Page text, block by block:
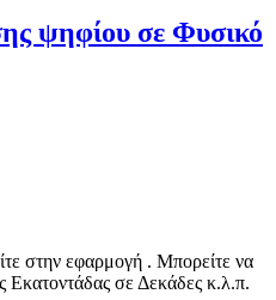
ψηφίου σε Φυσικό
στην εφαρμογή . Μπορείτε να
Εκατοντάδας σε Δεκάδες κ.λ.π.